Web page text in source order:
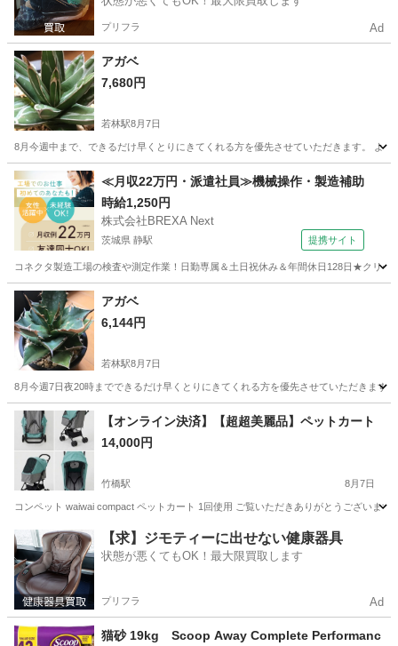
プリフラ Ad
アガベ
7,680円
若林駅8月7日
8月今週中まで、できるだけ早くとりにきてくれる方を優先させていただきます。 よ
東京 世田谷区 若林駅 その他 アガベ
≪月収22万円・派遣社員≫機械操作・製造補助
時給1,250円
株式会社BREXA Next
茨城県 静駅 提携サイト
コネクタ製造工場の検査や測定作業！日勤専属＆土日祝休み＆年間休日128日★クリ
茨城 常陸大宮市 静駅
アガベ
6,144円
若林駅8月7日
8月今週7日夜20時までできるだけ早くとりにきてくれる方を優先させていただきま
東京 世田谷区 若林駅 その他
【オンライン決済】【超超美麗品】ペットカート
14,000円
竹橋駅 8月7日
コンペット waiwai compact ペットカート 1回使用 ご覧いただきありがとうございま
東京 千代田区 竹橋駅 その他 compact
【求】ジモティーに出せない健康器具
状態が悪くてもOK！最大限買取します
プリフラ Ad
猫砂 19kg Scoop Away Complete Performanc